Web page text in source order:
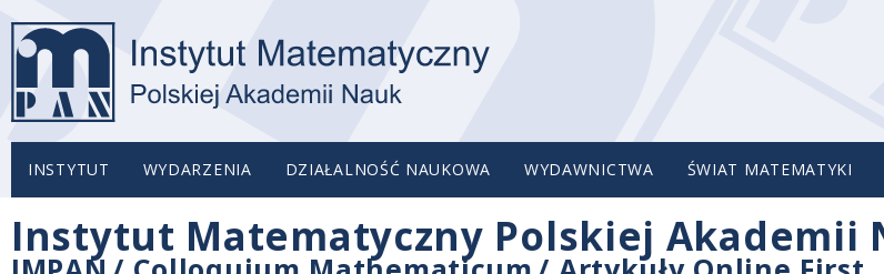
INSTYTUT WYDARZENIA DZIAŁALNOŚĆ NAUKOWA WYDAWNICTWA ŚWIAT MATEMATYKI
Instytut Matematyczny Polskiej Akademii